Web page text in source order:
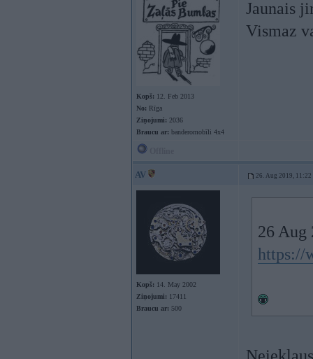
Kopš: 12. Feb 2013
No: Rīga
Ziņojumi: 2036
Braucu ar: banderomobīli 4x4
Jaunais
Vismaz
AV 26. Aug 2019, 11:22
Kopš: 14. May 2002
Ziņojumi: 17411
Braucu ar: 500
26 Aug
https://